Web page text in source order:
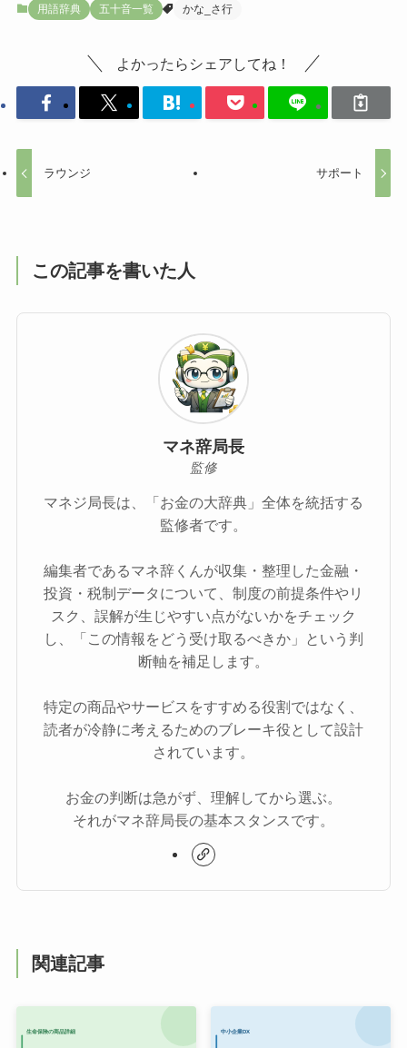
用語辞典 五十音一覧 かな_さ行
よかったらシェアしてね！
ラウンジ サポート
この記事を書いた人
マネ辞局長
監修
マネジ局長は、「お金の大辞典」全体を統括する
監修者です。
編集者であるマネ辞くんが収集・整理した金融・
投資・税制データについて、制度の前提条件やリ
スク、誤解が生じやすい点がないかをチェック
し、「この情報をどう受け取るべきか」という判
断軸を補足します。
特定の商品やサービスをすすめる役割ではなく、
読者が冷静に考えるためのブレーキ役として設計
されています。
お金の判断は急がず、理解してから選ぶ。
それがマネ辞局長の基本スタンスです。
関連記事